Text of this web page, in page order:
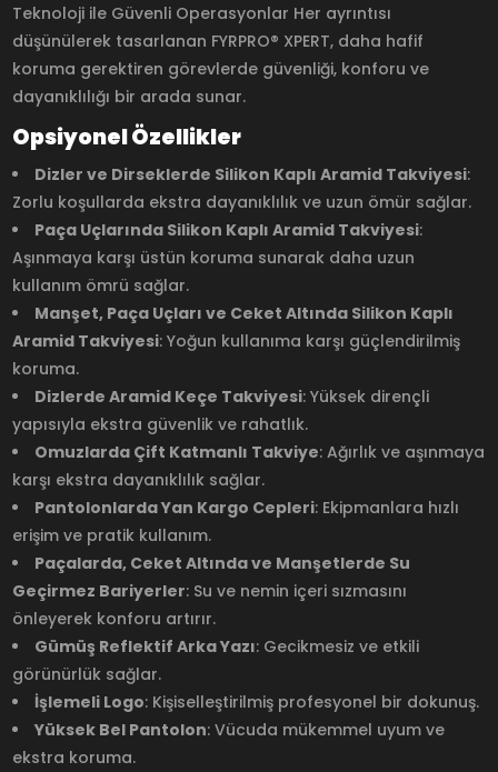
Teknoloji ile Güvenli Operasyonlar Her ayrıntısı
düşünülerek tasarlanan FYRPRO® XPERT, daha hafif
koruma gerektiren görevlerde güvenliği, konforu ve
dayanıklılığı bir arada sunar.
Opsiyonel Özellikler
Dizler ve Dirseklerde Silikon Kaplı Aramid Takviyesi:
Zorlu koşullarda ekstra dayanıklılık ve uzun ömür sağlar.
Paça Uçlarında Silikon Kaplı Aramid Takviyesi:
Aşınmaya karşı üstün koruma sunarak daha uzun
kullanım ömrü sağlar.
Manşet, Paça Uçları ve Ceket Altında Silikon Kaplı
Aramid Takviyesi: Yoğun kullanıma karşı güçlendirilmiş
koruma.
Dizlerde Aramid Keçe Takviyesi: Yüksek dirençli
yapısıyla ekstra güvenlik ve rahatlık.
Omuzlarda Çift Katmanlı Takviye: Ağırlık ve aşınmaya
karşı ekstra dayanıklılık sağlar.
Pantolonlarda Yan Kargo Cepleri: Ekipmanlara hızlı
erişim ve pratik kullanım.
Paçalarda, Ceket Altında ve Manşetlerde Su
Geçirmez Bariyerler: Su ve nemin içeri sızmasını
önleyerek konforu artırır.
Gümüş Reflektif Arka Yazı: Gecikmesiz ve etkili
görünürlük sağlar.
İşlemeli Logo: Kişiselleştirilmiş profesyonel bir dokunuş.
Yüksek Bel Pantolon: Vücuda mükemmel uyum ve
ekstra koruma.